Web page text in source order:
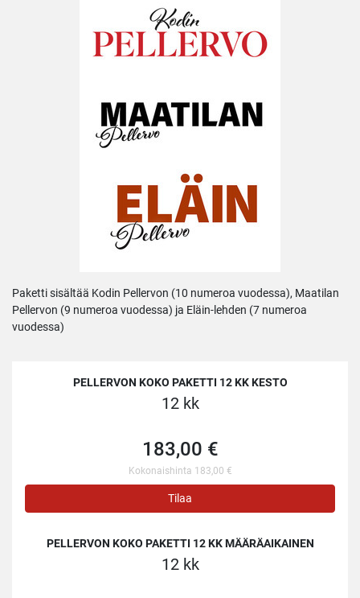
Paketti sisältää Kodin Pellervon (10 numeroa vuodessa), Maatilan
Pellervon (9 numeroa vuodessa) ja Eläin-lehden (7 numeroa
vuodessa)
PELLERVON KOKO PAKETTI 12 KK KESTO
12 kk
183,00 €
Kokonaishinta 183,00 €
Tilaa
PELLERVON KOKO PAKETTI 12 KK MÄÄRÄAIKAINEN
12 kk